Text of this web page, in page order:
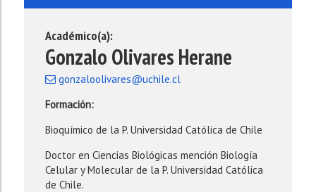
Académico(a):
Gonzalo Olivares Herane
gonzaloolivares@uchile.cl
Formación:
Bioquímico de la P. Universidad Católica de Chile
Doctor en Ciencias Biológicas mención Biología
Celular y Molecular de la P. Universidad Católica
de Chile.